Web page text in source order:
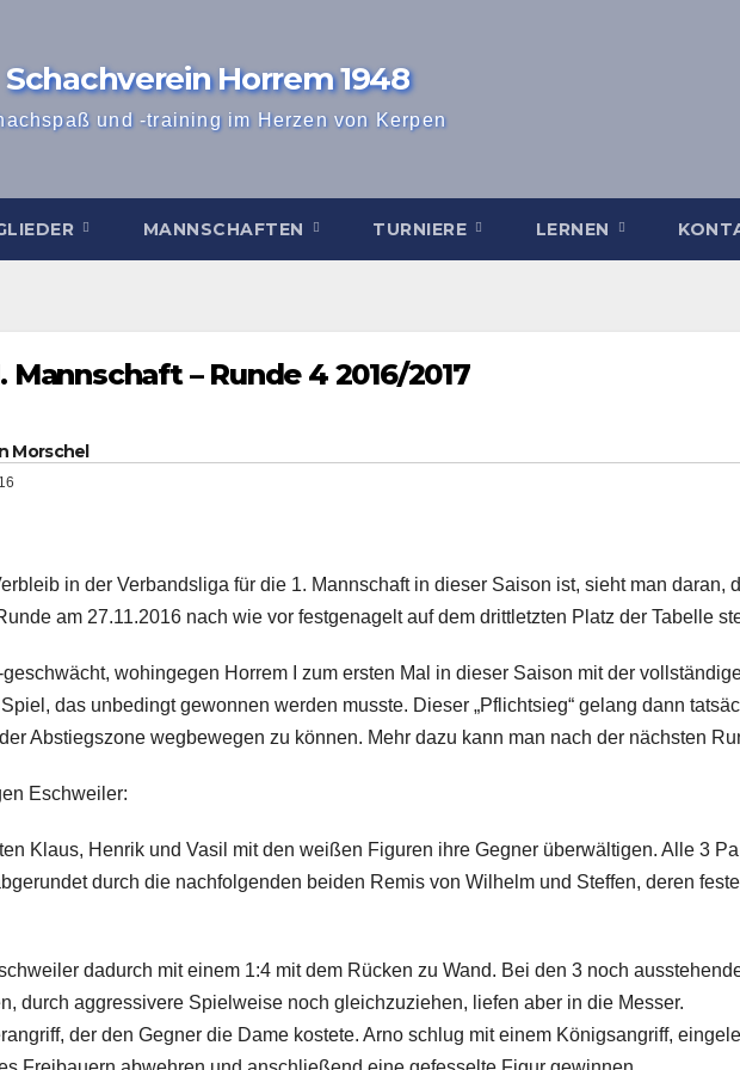
Schachverein Horrem 1948
und -training im Herzen von Kerpen
MANNSCHAFTEN TURNIERE LERNEN
Mannschaft – Runde 4 2016/2017
Morschel
in der Verbandsliga für die 1. Mannschaft in dieser Saison ist, sieht man
am 27.11.2016 nach wie vor festgenagelt auf dem drittletzten Platz der Tabelle
wohingegen Horrem I zum ersten Mal in dieser Saison mit der
das unbedingt gewonnen werden musste. Dieser „Pflichtsieg“ gelang dann
Abstiegszone wegbewegen zu können. Mehr dazu kann man nach der nächsten
Eschweiler:
Klaus, Henrik und Vasil mit den weißen Figuren ihre Gegner überwältigen. Alle 3
durch die nachfolgenden beiden Remis von Wilhelm und Steffen, deren
dadurch mit einem 1:4 mit dem Rücken zu Wand. Bei den 3 noch
durch aggressivere Spielweise noch gleichzuziehen, liefen aber in die Messer.
der den Gegner die Dame kostete. Arno schlug mit einem Königsangriff,